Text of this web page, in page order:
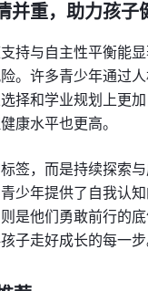
并重，助力孩子
持与自主性平衡能
。许多青少年通过
择和学业规划上更
康水平也更高。
签，而是持续探索
少年提供了自我认
是他们勇敢前行的
子走好成长的每一步